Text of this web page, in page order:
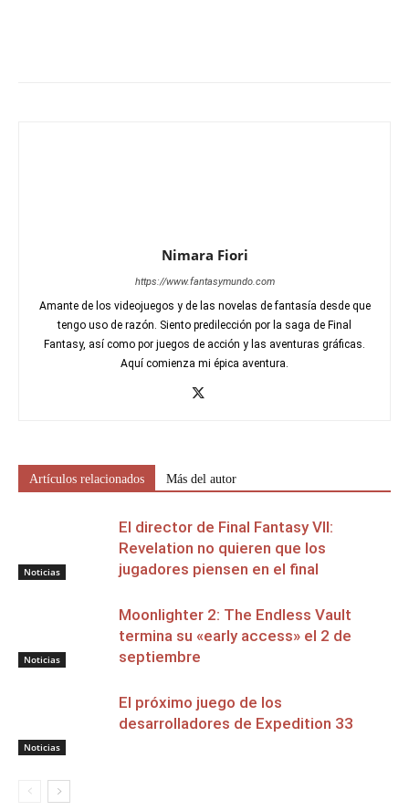
Nimara Fiori
https://www.fantasymundo.com
Amante de los videojuegos y de las novelas de fantasía desde que
tengo uso de razón. Siento predilección por la saga de Final
Fantasy, así como por juegos de acción y las aventuras gráficas.
Aquí comienza mi épica aventura.
Artículos relacionados Más del autor
Noticias
El director de Final Fantasy VII:
Revelation no quieren que los
jugadores piensen en el final
Noticias
Moonlighter 2: The Endless Vault
termina su «early access» el 2 de
septiembre
Noticias
El próximo juego de los
desarrolladores de Expedition 33